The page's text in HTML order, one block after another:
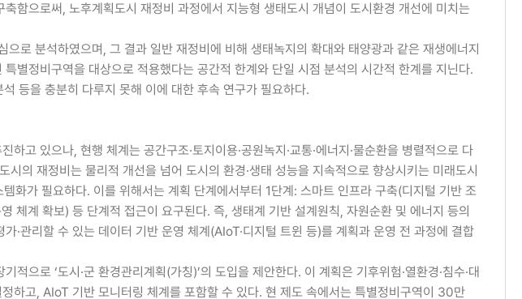
함으로써, 노후계획도시 재정비 과정에서 지능형 생태도시 개념이 도시환경 개선에 미치는
로 분석하였으며, 그 결과 일반 재정비에 비해 생태녹지의 확대와 태양광과 같은 재생에너지
별정비구역을 대상으로 적용했다는 공간적 한계와 단일 시점 분석의 시간적 한계를 지닌다.
등을 충분히 다루지 못해 이에 대한 후속 연구가 필요하다.
고 있으나, 현행 체계는 공간구조·토지이용·공원녹지·교통·에너지·물순환을 병렬적으로 다
의 재정비는 물리적 개선을 넘어 도시의 환경·생태 성능을 지속적으로 향상시키는 미래도시
화가 필요하다. 이를 위해서는 계획 단계에서부터 1단계: 스마트 인프라 구축(디지털 기반 조
체계 확보) 등 단계적 접근이 요구된다. 즉, 생태계 기반 설계원칙, 자원순환 및 에너지 등의
·관리할 수 있는 데이터 기반 운영 체계(AIoT·디지털 트윈 등)를 계획과 운영 전 과정에 결합
으로 ‘도시·군 환경관리계획(가칭)’의 도입을 제안한다. 이 계획은 기후위험·열환경·침수·대
하고, AIoT 기반 모니터링 체계를 포함할 수 있다. 현 제도 속에서는 특별정비구역이 30만